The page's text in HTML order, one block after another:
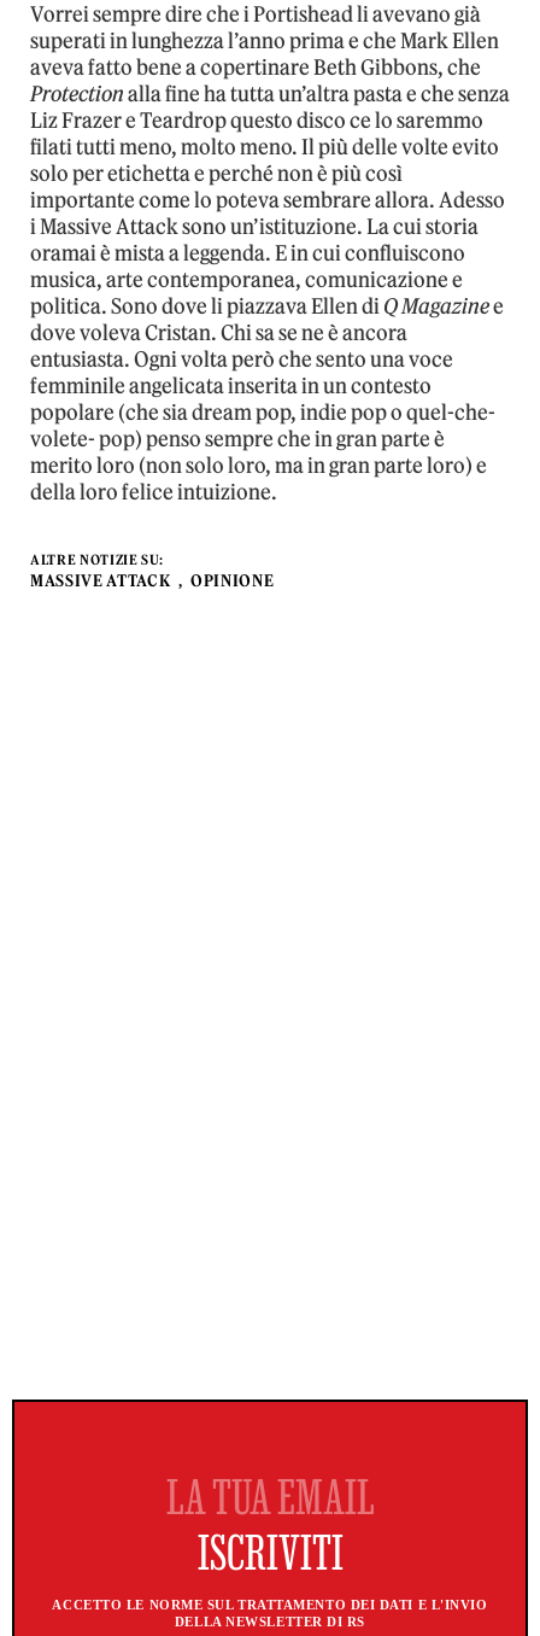
Vorrei sempre dire che i Portishead li avevano già
superati in lunghezza l’anno prima e che Mark Ellen
aveva fatto bene a copertinare Beth Gibbons, che
Protectionalla fine ha tutta un’altra pasta e che senza
Liz Frazer e Teardrop questo disco ce lo saremmo
filati tutti meno, molto meno. Il più delle volte evito
solo per etichetta e perché non è più così
importante come lo poteva sembrare allora. Adesso
i Massive Attack sono un’istituzione. La cui storia
oramai è mista a leggenda. E in cui confluiscono
musica, arte contemporanea, comunicazione e
politica. Sono dove li piazzava Ellen diQ Magazinee
dove voleva Cristan. Chi sa se ne è ancora
entusiasta. Ogni volta però che sento una voce
femminile angelicata inserita in un contesto
popolare (che sia dream pop, indie pop o quel-che-
volete- pop) penso sempre che in gran parte è
merito loro (non solo loro, ma in gran parte loro) e
della loro felice intuizione.
ALTRE NOTIZIE SU:
MASSIVE ATTACK OPINIONE
ACCETTO LE NORME SUL TRATTAMENTO DEI DATI E L'INVIO
DELLA NEWSLETTER DI RS